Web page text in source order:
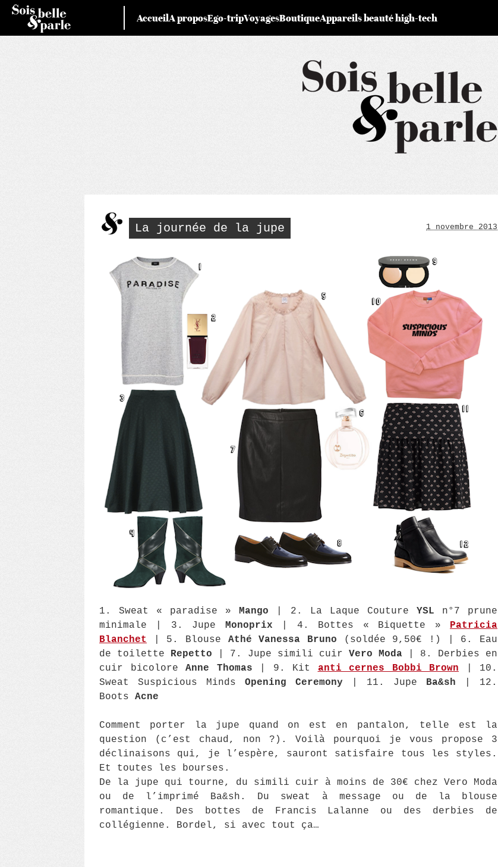
Skip
content
AccueilA proposEgo-tripVoyagesBoutiqueAppareils beauté high-tech
La journée de la jupe 1 novembre 2013
1. Sweat « paradise »Mango | 2. La Laque Couture YSL n°7 prune
minimale | 3. Jupe Monoprix | 4. Bottes « Biquette » Patricia
Blanchet
| 5. Blouse Athé Vanessa Bruno (soldée 9,50€ !) | 6. Eau
de toilette Repetto | 7. Jupe simili cuir Vero Moda | 8. Derbies en
cuir bicolore Anne Thomas | 9. Kit anti cernes Bobbi Brown | 10.
Sweat Suspicious Minds Opening Ceremony | 11. Jupe Ba&sh | 12.
Boots Acne
Comment porter la jupe quand on est en pantalon, telle est la
question (c’est chaud, non ?). Voilà pourquoi je vous propose 3
déclinaisons qui, je l’espère, sauront satisfaire tous les styles.
Et toutes les bourses.
De la jupe qui tourne, du simili cuir à moins de 30€ chez Vero Moda
ou de l’imprimé Ba&sh. Du sweat à message ou de la blouse
romantique. Des bottes de Francis Lalanne ou des derbies de
collégienne. Bordel, si avec tout ça…